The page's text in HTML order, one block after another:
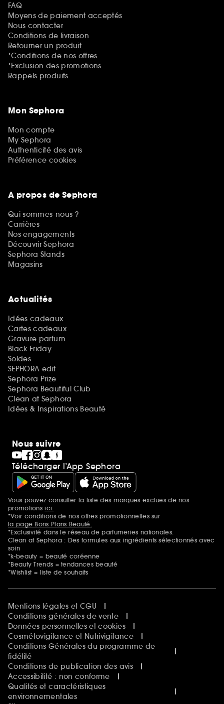
FAQ
Moyens de paiement acceptés
Nous contacter
Conditions de livraison
Retourner un produit
*Conditions de nos offres
*Exclusion des promotions
Rappels produits
Mon Sephora
Mon compte
My Sephora
Authenticité des avis
Préférence cookies
A propos de Sephora
Qui sommes-nous ?
Carrières
Nos engagements
Découvrir Sephora
Sephora Stands
Magasins
Actualités
Idées cadeaux
Cartes cadeaux
Gravure parfum
Black Friday
Soldes
SEPHORA edit
Sephora Prize
Sephora Beautiful Club
Clean at Sephora
Idées & Inspirations Beauté
Nous suivre
Télécharger l’App Sephora
Mentions additionnelles
Vous pouvez consulter la liste des marques exclues de nos
promotionsici.
*Voir conditions de nos offres promotionnelles sur
la page Bons Plans Beauté.
*Exclusivité dans le réseau de parfumeries nationales.
Clean at Sephora : Des formules aux ingrédients sélectionnés avec
soin
*k-beauty = beauté coréenne
*Beauty Trends = tendances beauté
*Wishlist = liste de souhaits
Mentions légales et CGU
Conditions générales de vente
Données personnelles et cookies
Cosmétovigilance et Nutrivigilance
Conditions Générales du programme de
fidélité
Conditions de publication des avis
Accessibilité : non conforme
Qualités et caractéristiques
environnementales